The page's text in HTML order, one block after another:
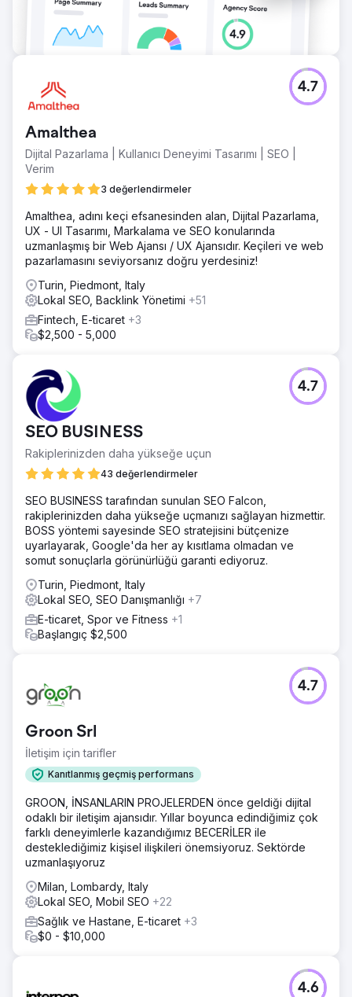
edinim maliyeti %58 düştü ve reklam harcamalarının geri
dönüşü 1,9 katından 4,6 katına çıktı. Şirket artık öncelikle
SEO ve sosyal medya aracılığıyla büyüyor.
Amalthea
Dijital Pazarlama | Kullanıcı Deneyimi Tasarımı | SEO |
Verim
3 değerlendirmeler
4.7
Amalthea, adını keçi efsanesinden alan, Dijital Pazarlama,
UX - UI Tasarımı, Markalama ve SEO konularında
uzmanlaşmış bir Web Ajansı / UX Ajansıdır. Keçileri ve web
pazarlamasını seviyorsanız doğru yerdesiniz!
Turin, Piedmont, Italy
Lokal SEO, Backlink Yönetimi +51
Fintech, E-ticaret +3
$2,500 - 5,000
SEO BUSINESS
Rakiplerinizden daha yükseğe uçun
43 değerlendirmeler
4.7
SEO BUSINESS tarafından sunulan SEO Falcon,
rakiplerinizden daha yükseğe uçmanızı sağlayan hizmettir.
BOSS yöntemi sayesinde SEO stratejisini bütçenize
uyarlayarak, Google'da her ay kısıtlama olmadan ve
somut sonuçlarla görünürlüğü garanti ediyoruz.
Turin, Piedmont, Italy
Lokal SEO, SEO Danışmanlığı +7
E-ticaret, Spor ve Fitness +1
Başlangıç $2,500
Groon Srl
İletişim için tarifler
Kanıtlanmış geçmiş performans
4.7
GROON, İNSANLARIN PROJELERDEN önce geldiği dijital
odaklı bir iletişim ajansıdır. Yıllar boyunca edindiğimiz çok
farklı deneyimlerle kazandığımız BECERİLER ile
desteklediğimiz kişisel ilişkileri önemsiyoruz. Sektörde
uzmanlaşıyoruz
Milan, Lombardy, Italy
Lokal SEO, Mobil SEO +22
Sağlık ve Hastane, E-ticaret +3
$0 - $10,000
4.6